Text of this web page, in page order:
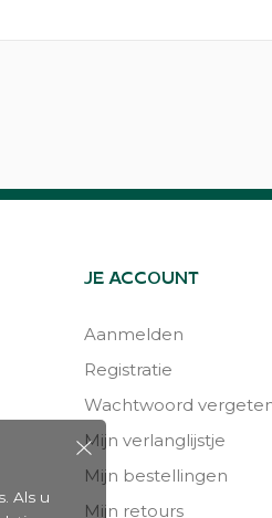
JE ACCOUNT
Aanmelden
Registratie
Wachtwoord
Mijn verlanglijstje
Mijn bestellingen
Mijn retours
Als u